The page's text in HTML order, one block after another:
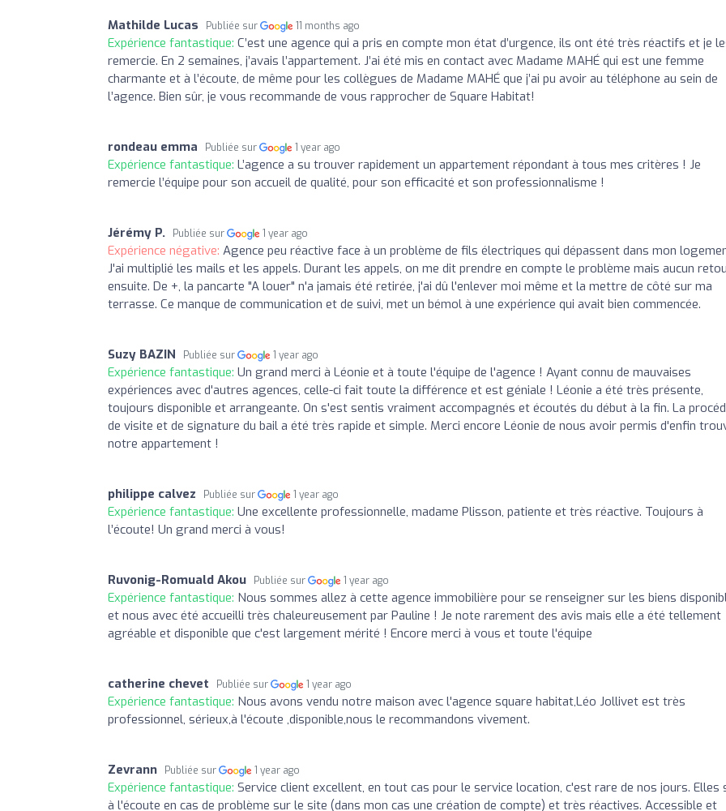
Mathilde Lucas Publiée sur 11 months ago
Expérience fantastique: C’est une agence qui a pris en compte mon état d’urgence, ils ont été très réactifs et je
remercie. En 2 semaines, j’avais l’appartement. J’ai été mis en contact avec Madame MAHÉ qui est une femme
charmante et à l’écoute, de même pour les collègues de Madame MAHÉ que j’ai pu avoir au téléphone au sein de
l’agence. Bien sûr, je vous recommande de vous rapprocher de Square Habitat!
rondeau emma Publiée sur 1 year ago
Expérience fantastique: L’agence a su trouver rapidement un appartement répondant à tous mes critères ! Je
remercie l’équipe pour son accueil de qualité, pour son efficacité et son professionnalisme !
Jérémy P. Publiée sur 1 year ago
Expérience négative: Agence peu réactive face à un problème de fils électriques qui dépassent dans mon
J'ai multiplié les mails et les appels. Durant les appels, on me dit prendre en compte le problème mais aucun
ensuite. De +, la pancarte "A louer" n'a jamais été retirée, j'ai dû l'enlever moi même et la mettre de côté sur ma
terrasse. Ce manque de communication et de suivi, met un bémol à une expérience qui avait bien commencée.
Suzy BAZIN Publiée sur 1 year ago
Expérience fantastique: Un grand merci à Léonie et à toute l'équipe de l'agence ! Ayant connu de mauvaises
expériences avec d'autres agences, celle-ci fait toute la différence et est géniale ! Léonie a été très présente,
toujours disponible et arrangeante. On s'est sentis vraiment accompagnés et écoutés du début à la fin. La
de visite et de signature du bail a été très rapide et simple. Merci encore Léonie de nous avoir permis d'enfin
notre appartement !
philippe calvez Publiée sur 1 year ago
Expérience fantastique: Une excellente professionnelle, madame Plisson, patiente et très réactive. Toujours à
l’écoute! Un grand merci à vous!
Ruvonig-Romuald Akou Publiée sur 1 year ago
Expérience fantastique: Nous sommes allez à cette agence immobilière pour se renseigner sur les biens
et nous avec été accueilli très chaleureusement par Pauline ! Je note rarement des avis mais elle a été tellement
agréable et disponible que c'est largement mérité ! Encore merci à vous et toute l'équipe
catherine chevet Publiée sur 1 year ago
Expérience fantastique: Nous avons vendu notre maison avec l'agence square habitat,Léo Jollivet est très
professionnel, sérieux,à l'écoute ,disponible,nous le recommandons vivement.
Zevrann Publiée sur 1 year ago
Expérience fantastique: Service client excellent, en tout cas pour le service location, c'est rare de nos jours. Elles
à l'écoute en cas de problème sur le site (dans mon cas une création de compte) et très réactives. Accessible et